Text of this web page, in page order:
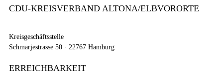
CDU-KREISVERBAND ALTONA/ELBVORORTE
Kreisgeschäftsstelle
Schmarjestrasse 50 · 22767 Hamburg
ERREICHBARKEIT